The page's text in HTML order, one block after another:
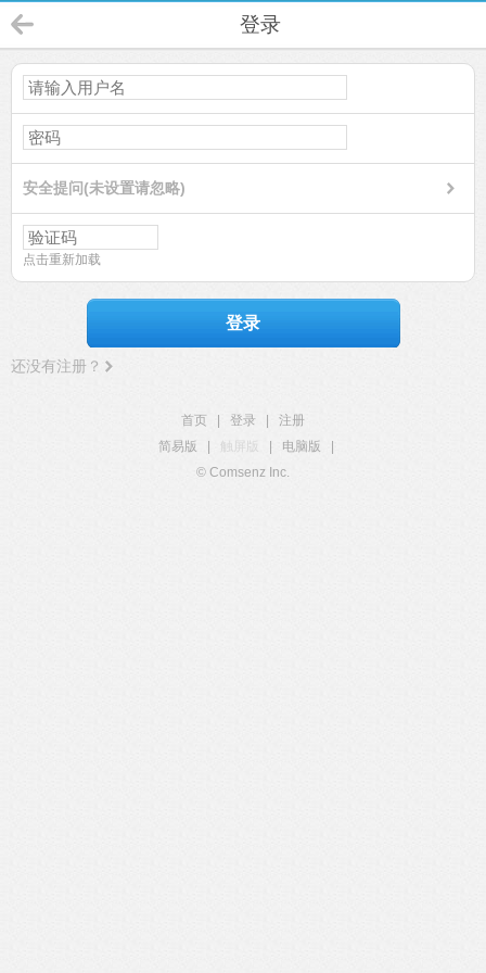
登录
安全提问(未设置请忽略)
点击重新加载
登录
还没有注册？
首页 登录
注册
简易版
触屏版 电脑版
© Comsenz Inc.